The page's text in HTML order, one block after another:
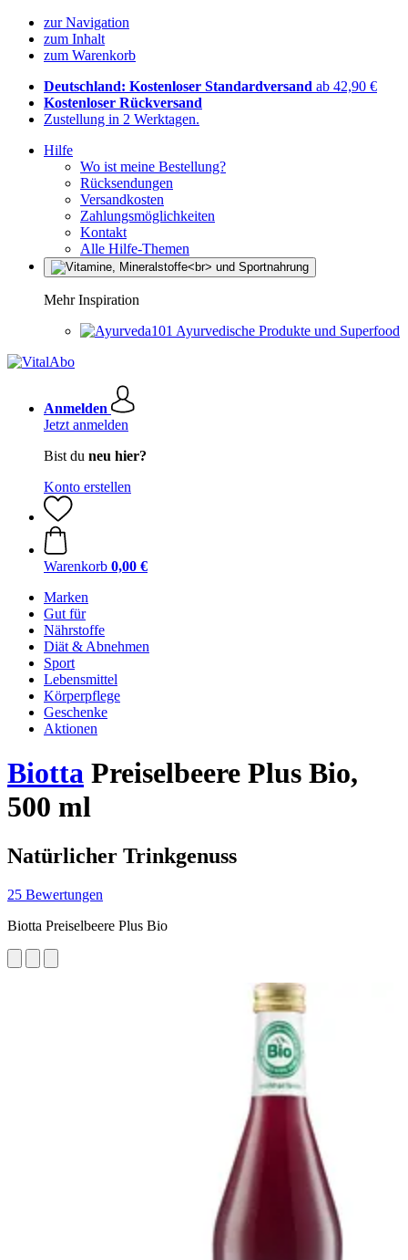
zur Navigation
zum Inhalt
zum Warenkorb
Deutschland: Kostenloser Standardversand ab 42,90 €
Kostenloser Rückversand
Zustellung in 2 Werktagen.
Hilfe
Wo ist meine Bestellung?
Rücksendungen
Versandkosten
Zahlungsmöglichkeiten
Kontakt
Alle Hilfe-Themen
Mehr Inspiration
Ayurvedische Produkte und Superfood
Anmelden
Jetzt anmelden
Bist du neu hier?
Konto erstellen
Warenkorb 0,00 €
Marken
Gut für
Nährstoffe
Diät & Abnehmen
Sport
Lebensmittel
Körperpflege
Geschenke
Aktionen
Biotta Preiselbeere Plus Bio,
500 ml
Natürlicher Trinkgenuss
25 Bewertungen
Biotta Preiselbeere Plus Bio